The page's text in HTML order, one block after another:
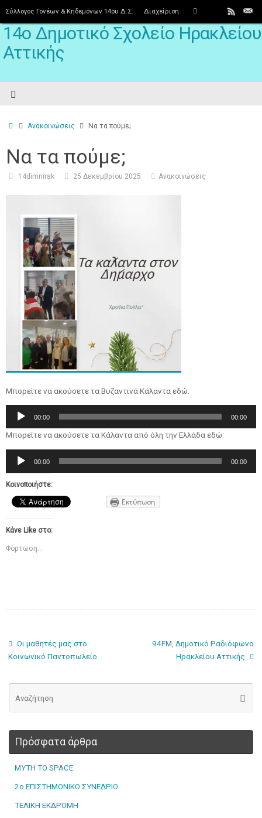
Σύλλογος Γονέων & Κηδεμόνων 14ου Δ.Σ. Διαχείριση
14ο Δημοτικό Σχολείο Ηρακλείου
Αττικής
Ανακοινώσεις Να τα πούμε;
Να τα πούμε;
14dimnirak 25 Δεκεμβρίου 2025 Ανακοινώσεις
Μπορείτε να ακούσετε τα Βυζαντινά Κάλαντα εδώ:
Πρόγραμμα
Αναπαραγωγής
Ήχου
00:00 00:00
Μπορείτε να ακούσετε τα Κάλαντα από όλη την Ελλάδα εδώ:
Πρόγραμμα
Αναπαραγωγής
Ήχου
00:00 00:00
Κοινοποιήστε:
Εκτύπωση
Κάνε Like στο:
Φόρτωση...
Οι μαθητές μας στο
Κοινωνικό Παντοπωλείο
94FM, Δημοτικό Ραδιόφωνο
Ηρακλείου Αττικής
Πρόσφατα άρθρα
MYTH TO SPACE
2ο ΕΠΙΣΤΗΜΟΝΙΚΟ ΣΥΝΕΔΡΙΟ
ΤΕΛΙΚΗ ΕΚΔΡΟΜΗ